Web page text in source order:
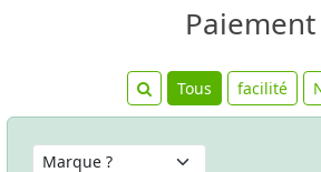
Paiement
Tous facilité